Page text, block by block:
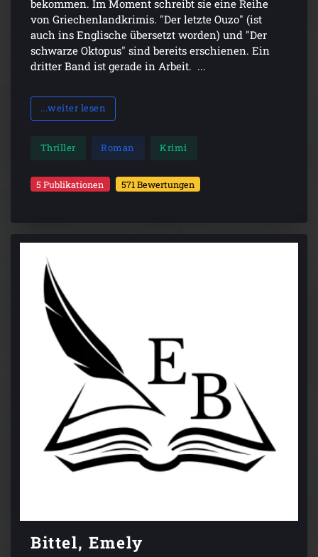
bekommen. Im Moment schreibt sie eine Reihe
von Griechenlandkrimis. "Der letzte Ouzo" (ist
auch ins Englische übersetzt worden) und "Der
schwarze Oktopus" sind bereits erschienen. Ein
dritter Band ist gerade in Arbeit. ...
...weiter lesen
Thriller Roman Krimi
5 Publikationen 571 Bewertungen
Bittel, Emely